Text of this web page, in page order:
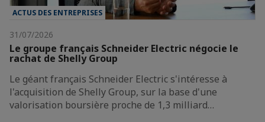
ACTUS DES ENTREPRISES
31/07/2026
Le groupe français Schneider Electric négocie le
rachat de Shelly Group
Le géant français Schneider Electric s'intéresse à
l'acquisition de Shelly Group, sur la base d'une
valorisation boursière proche de 1,3 milliard…